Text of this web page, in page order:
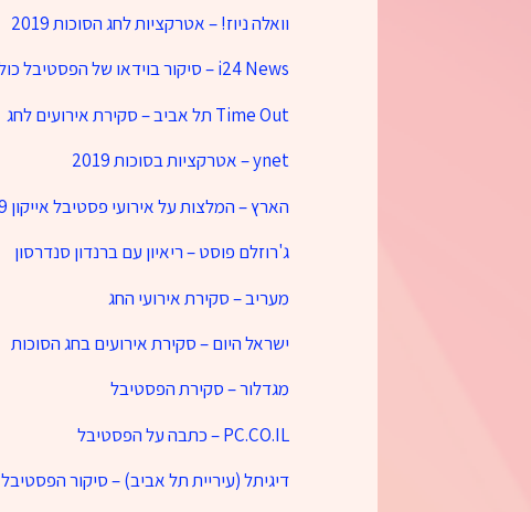
וואלה ניוז! – אטרקציות לחג הסוכות 2019
i24 News – סיקור בוידאו של הפסטיבל כולל ריאיון עם ברנדון סנדרסון
Time Out תל אביב – סקירת אירועים לחג
ynet – אטרקציות בסוכות 2019
הארץ – המלצות על אירועי פסטיבל אייקון 2019
ג'רוזלם פוסט – ריאיון עם ברנדון סנדרסון
מעריב – סקירת אירועי החג
ישראל היום – סקירת אירועים בחג הסוכות
מגדלור – סקירת הפסטיבל
PC.CO.IL – כתבה על הפסטיבל
דיגיתל (עיריית תל אביב) – סיקור הפסטיבל